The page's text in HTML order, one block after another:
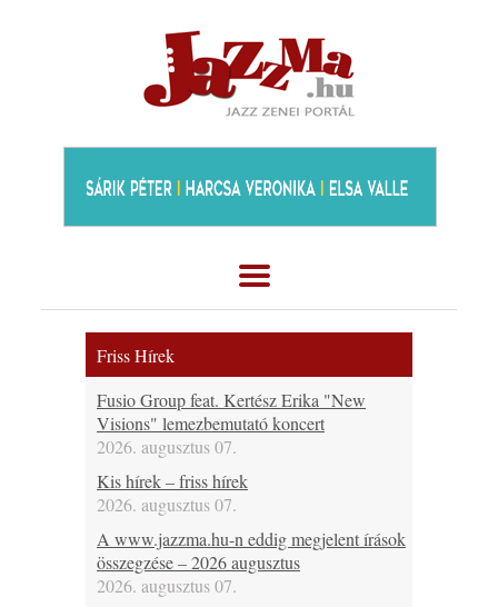
Friss Hírek
Fusio Group feat. Kertész Erika "New
Visions" lemezbemutató koncert
2026. augusztus 07.
Kis hírek – friss hírek
2026. augusztus 07.
A www.jazzma.hu-n eddig megjelent írások
összegzése – 2026 augusztus
2026. augusztus 07.